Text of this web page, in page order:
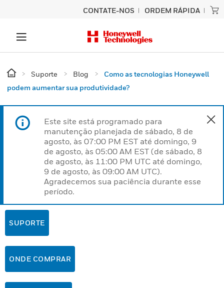
CONTATE-NOS ORDEM RÁPIDA
Suporte Blog
Como as tecnologias Honeywell
podem aumentar sua produtividade?
Este site está programado para
manutenção planejada de sábado, 8 de
agosto, às 07:00 PM EST até domingo, 9
de agosto, às 05:00 AM EST (de sábado, 8
de agosto, às 11:00 PM UTC até domingo,
9 de agosto, às 09:00 AM UTC).
Agradecemos sua paciência durante esse
período.
SUPORTE
ONDE COMPRAR